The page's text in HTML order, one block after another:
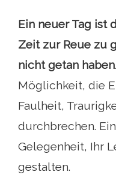
Ein neuer Tag ist
Zeit zur Reue zu
nicht getan haben
Möglichkeit, die
Faulheit,
durchbrechen.
Gelegenheit, Ihr
gestalten.